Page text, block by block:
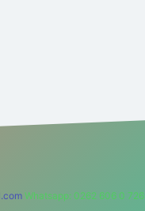
Whatsapp: 0262 606 0 726